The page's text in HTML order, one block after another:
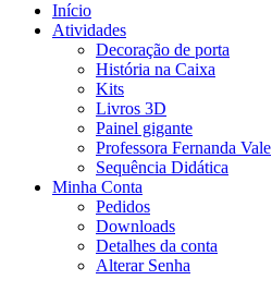
Início
Atividades
Decoração de porta
História na Caixa
Kits
Livros 3D
Painel gigante
Professora Fernanda Vale
Sequência Didática
Minha Conta
Pedidos
Downloads
Detalhes da conta
Alterar Senha